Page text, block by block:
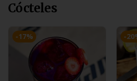
Cócteles
-17% -20